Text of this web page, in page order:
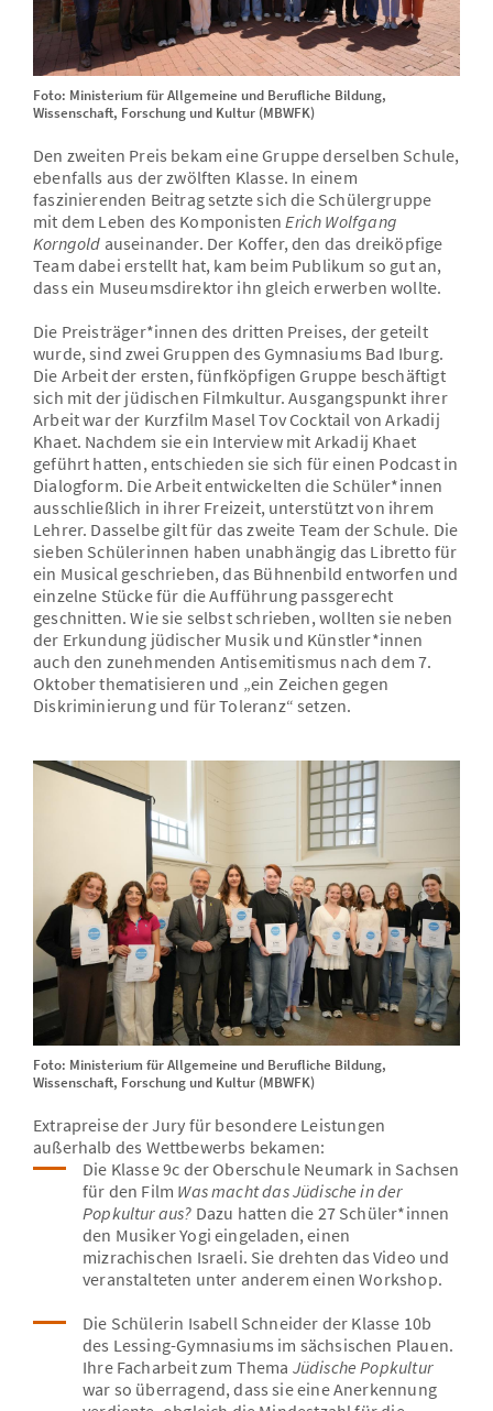
Foto: Ministerium für Allgemeine und Berufliche Bildung,
Wissenschaft, Forschung und Kultur (MBWFK)
Den zweiten Preis bekam eine Gruppe derselben Schule,
ebenfalls aus der zwölften Klasse. In einem
faszinierenden Beitrag setzte sich die Schülergruppe
mit dem Leben des KomponistenErich Wolfgang
Korngold auseinander. Der Koffer, den das dreiköpfige
Team dabei erstellt hat, kam beim Publikum so gut an,
dass ein Museumsdirektor ihn gleich erwerben wollte.
Die Preisträger*innen des dritten Preises, der geteilt
wurde, sind zwei Gruppen des Gymnasiums Bad Iburg.
Die Arbeit der ersten, fünfköpfigen Gruppe beschäftigt
sich mit der jüdischen Filmkultur. Ausgangspunkt ihrer
Arbeit war der Kurzfilm Masel Tov Cocktail von Arkadij
Khaet. Nachdem sie ein Interview mit Arkadij Khaet
geführt hatten, entschieden sie sich für einen Podcast in
Dialogform. Die Arbeit entwickelten die Schüler*innen
ausschließlich in ihrer Freizeit, unterstützt von ihrem
Lehrer. Dasselbe gilt für das zweite Team der Schule. Die
sieben Schülerinnen haben unabhängig das Libretto für
ein Musical geschrieben, das Bühnenbild entworfen und
einzelne Stücke für die Aufführung passgerecht
geschnitten. Wie sie selbst schrieben, wollten sie neben
der Erkundung jüdischer Musik und Künstler*innen
auch den zunehmenden Antisemitismus nach dem 7.
Oktober thematisieren und „ein Zeichen gegen
Diskriminierung und für Toleranz“ setzen.
Foto: Ministerium für Allgemeine und Berufliche Bildung,
Wissenschaft, Forschung und Kultur (MBWFK)
Extrapreise der Jury für besondere Leistungen
außerhalb des Wettbewerbs bekamen:
Die Klasse 9c der Oberschule Neumark in Sachsen
für den Film Was macht das Jüdische in der
Popkultur aus? Dazu hatten die 27 Schüler*innen
den Musiker Yogi eingeladen, einen
mizrachischen Israeli. Sie drehten das Video und
veranstalteten unter anderem einen Workshop.
Die Schülerin Isabell Schneider der Klasse 10b
des Lessing-Gymnasiums im sächsischen Plauen.
Ihre Facharbeit zum Thema Jüdische Popkultur
war so überragend, dass sie eine Anerkennung